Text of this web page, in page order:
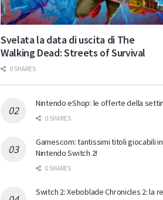
Svelata la data di uscita di The
Walking Dead: Streets of Survival
0 SHARES
Nintendo eShop: le offerte della
0 SHARES
Gamescom: tantissimi titoli giocabili
Nintendo Switch 2!
0 SHARES
Switch 2: Xeboblade Chronicles 2: la